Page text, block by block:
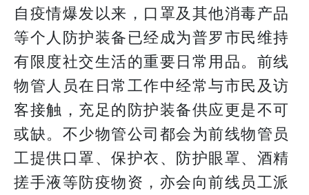
自疫情爆发以来，口罩及其他消毒产品
等个人防护装备已经成为普罗市民维持
有限度社交生活的重要日常用品。前线
物管人员在日常工作中经常与市民及访
客接触，充足的防护装备供应更是不可
或缺。不少物管公司都会为前线物管员
工提供口罩、保护衣、防护眼罩、酒精
搓手液等防疫物资，亦会向前线员工派